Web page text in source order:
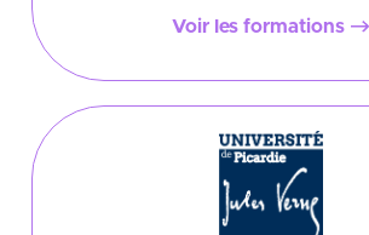
Voir les formations